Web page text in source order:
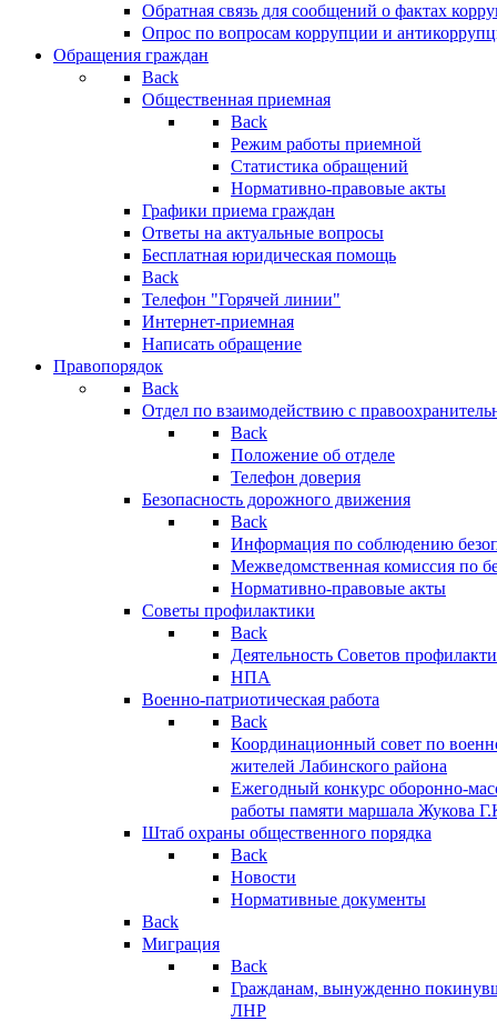
Обратная связь для сообщений о фактах
Опрос по вопросам коррупции и
Обращения граждан
Back
Общественная приемная
Back
Режим работы приемной
Статистика обращений
Нормативно-правовые акты
Графики приема граждан
Ответы на актуальные вопросы
Бесплатная юридическая помощь
Back
Телефон "Горячей линии"
Интернет-приемная
Написать обращение
Правопорядок
Back
Отдел по взаимодействию с
Back
Положение об отделе
Телефон доверия
Безопасность дорожного движения
Back
Информация по соблюдению
Межведомственная комиссия по
Нормативно-правовые акты
Советы профилактики
Back
Деятельность Советов
НПА
Военно-патриотическая работа
Back
Координационный совет по
жителей Лабинского района
Ежегодный конкурс оборонно-
работы памяти маршала Жукова
Штаб охраны общественного порядка
Back
Новости
Нормативные документы
Back
Миграция
Back
Гражданам, вынужденно
ЛНР